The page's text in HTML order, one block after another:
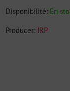
Disponibilité: En
Producer: IRP